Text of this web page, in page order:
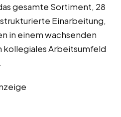
gesamte Sortiment, 28
Einarbeitung,
in einem wachsenden
kollegiales Arbeitsumfeld